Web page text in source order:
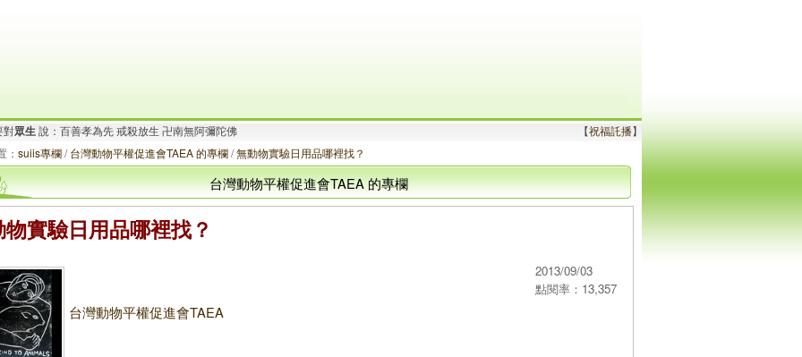
對眾生 說：百善孝為先 戒殺放生 卍南無阿彌陀佛
對 有情眾生說：阿彌陀佛.一切唯心造！啟動善的循環.創造幸福無限！_/_
【祝福託播】
： suiis專欄/台灣動物平權促進會TAEA 的專欄/無動物實驗日用品哪裡找？
台灣動物平權促進會TAEA 的專欄
實驗日用品哪裡找？
台灣動物平權促進會TAEA
2013/09/03
點閱率：13,357